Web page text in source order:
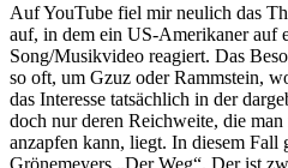
Auf YouTube fiel mir neulich das
auf, in dem ein US-Amerikaner auf
Song/Musikvideo reagiert. Das
so oft, um Gzuz oder Rammstein,
das Interesse tatsächlich in der
doch nur deren Reichweite, die
anzapfen kann, liegt. In diesem Fall
Grönemeyers „Der Weg“. Der ist